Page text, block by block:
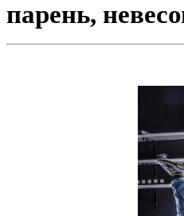
парень,